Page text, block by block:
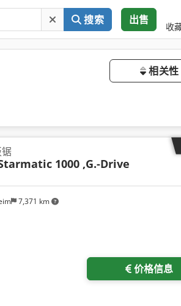
搜索 出售
收
相关性
7,371 km
1000 ,G.-Drive
价格信息